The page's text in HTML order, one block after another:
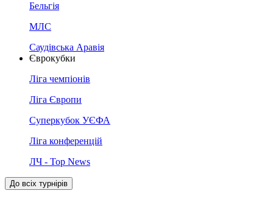
Бельгія
МЛС
Саудівська Аравія
Єврокубки
Ліга чемпіонів
Ліга Європи
Суперкубок УЄФА
Ліга конференцій
ЛЧ - Top News
До всіх турнірів